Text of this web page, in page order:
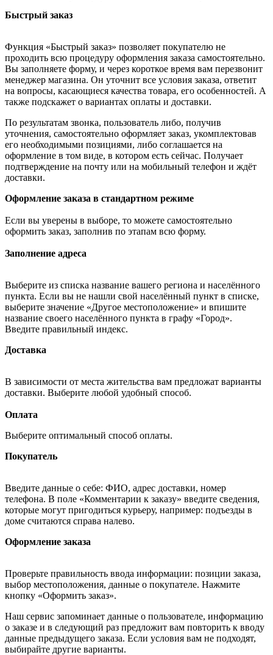
Быстрый заказ
Функция «Быстрый заказ» позволяет покупателю не
проходить всю процедуру оформления заказа самостоятельно.
Вы заполняете форму, и через короткое время вам перезвонит
менеджер магазина. Он уточнит все условия заказа, ответит
на вопросы, касающиеся качества товара, его особенностей. А
также подскажет о вариантах оплаты и доставки.
По результатам звонка, пользователь либо, получив
уточнения, самостоятельно оформляет заказ, укомплектовав
его необходимыми позициями, либо соглашается на
оформление в том виде, в котором есть сейчас. Получает
подтверждение на почту или на мобильный телефон и ждёт
доставки.
Оформление заказа в стандартном режиме
Если вы уверены в выборе, то можете самостоятельно
оформить заказ, заполнив по этапам всю форму.
Заполнение адреса
Выберите из списка название вашего региона и населённого
пункта. Если вы не нашли свой населённый пункт в списке,
выберите значение «Другое местоположение» и впишите
название своего населённого пункта в графу «Город».
Введите правильный индекс.
Доставка
В зависимости от места жительства вам предложат варианты
доставки. Выберите любой удобный способ.
Оплата
Выберите оптимальный способ оплаты.
Покупатель
Введите данные о себе: ФИО, адрес доставки, номер
телефона. В поле «Комментарии к заказу» введите сведения,
которые могут пригодиться курьеру, например: подъезды в
доме считаются справа налево.
Оформление заказа
Проверьте правильность ввода информации: позиции заказа,
выбор местоположения, данные о покупателе. Нажмите
кнопку «Оформить заказ».
Наш сервис запоминает данные о пользователе, информацию
о заказе и в следующий раз предложит вам повторить к вводу
данные предыдущего заказа. Если условия вам не подходят,
выбирайте другие варианты.